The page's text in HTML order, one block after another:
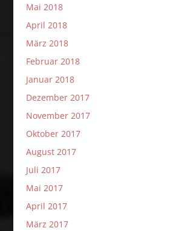
Mai 2018
April 2018
März 2018
Februar 2018
Januar 2018
Dezember 2017
November 2017
Oktober 2017
August 2017
Juli 2017
Mai 2017
April 2017
März 2017